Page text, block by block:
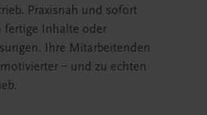
Praxisnah und sofort
fertige Inhalte oder
Ihre Mitarbeitenden
– und zu echten